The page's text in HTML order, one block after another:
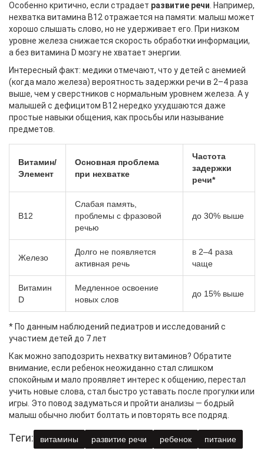
Особенно критично, если страдает развитие речи. Например,
нехватка витамина B12 отражается на памяти: малыш может
хорошо слышать слово, но не удерживает его. При низком
уровне железа снижается скорость обработки информации,
а без витамина D мозгу не хватает энергии.
Интересный факт: медики отмечают, что у детей с анемией
(когда мало железа) вероятность задержки речи в 2–4 раза
выше, чем у сверстников с нормальным уровнем железа. А у
малышей с дефицитом B12 нередко ухудшаются даже
простые навыки общения, как просьбы или называние
предметов.
Витамин/
Элемент
Основная проблема
при нехватке
Частота
задержки
речи*
B12
Слабая память,
проблемы с фразовой
речью
до 30% выше
Железо
Долго не появляется
активная речь
в 2–4 раза
чаще
Витамин
D
Медленное освоение
новых слов
до 15% выше
* По данным наблюдений педиатров и исследований с
участием детей до 7 лет
Как можно заподозрить нехватку витаминов? Обратите
внимание, если ребенок неожиданно стал слишком
спокойным и мало проявляет интерес к общению, перестал
учить новые слова, стал быстро уставать после прогулки или
игры. Это повод задуматься и пройти анализы — бодрый
малыш обычно любит болтать и повторять все подряд.
Теги: витамины развитие речи ребенок питание